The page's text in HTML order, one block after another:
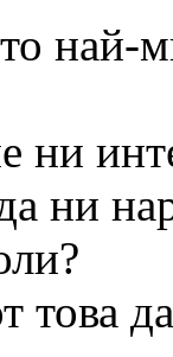
най-
ни
ни
това